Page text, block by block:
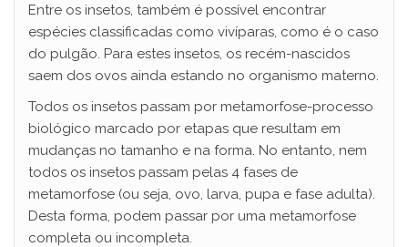
Entre os insetos, também é possível encontrar
espécies classificadas como vivíparas, como é o caso
do pulgão. Para estes insetos, os recém-nascidos
saem dos ovos ainda estando no organismo materno.
Todos os insetos passam por metamorfose-processo
biológico marcado por etapas que resultam em
mudanças no tamanho e na forma. No entanto, nem
todos os insetos passam pelas 4 fases de
metamorfose (ou seja, ovo, larva, pupa e fase adulta).
Desta forma, podem passar por uma metamorfose
completa ou incompleta.